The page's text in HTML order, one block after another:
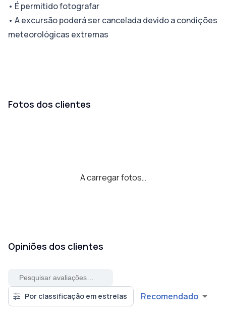
• É permitido fotografar
• A excursão poderá ser cancelada devido a condições
meteorológicas extremas
Fotos dos clientes
A carregar fotos…
Opiniões dos clientes
Por classificação em estrelas Recomendado